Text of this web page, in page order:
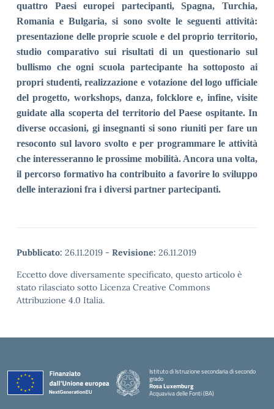
quattro Paesi europei partecipanti, Spagna, Turchia,
Romania e Bulgaria, si sono svolte le seguenti attività:
presentazione delle proprie scuole e del proprio territorio,
studio comparativo sui risultati di un questionario sul
bullismo che ogni scuola partecipante ha sottoposto ai
propri studenti, realizzazione e votazione del logo ufficiale
del progetto, workshops, danza, folcklore e, infine, visite
guidate alla scoperta del territorio del Paese ospitante. In
diverse occasioni, gi insegnanti si sono riuniti per fare un
resoconto sul lavoro svolto e per programmare le attività
che interesseranno le prossime mobilità. Ancora una volta,
il percorso formativo ha contribuito a favorire lo sviluppo
delle interazioni fra i diversi partner partecipanti.
Pubblicato: 26.11.2019 - Revisione: 26.11.2019
Eccetto dove diversamente specificato, questo articolo è
stato rilasciato sotto Licenza Creative Commons
Attribuzione 4.0 Italia.
Istituto di Istruzione secondaria di secondo
grado
Rosa Luxemburg
Acquaviva delle Fonti (BA)